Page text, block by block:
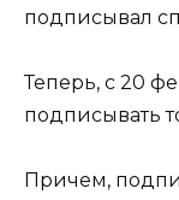
подписывал
Теперь, с 20
подписывать
Причем,